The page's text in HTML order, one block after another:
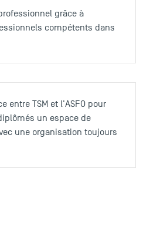
grâce à
compétents dans
entre TSM et l'ASFO pour
un espace de
une organisation toujours